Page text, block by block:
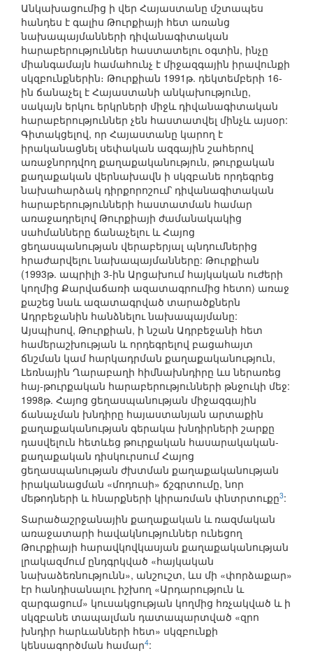
Անկախացումից ի վեր Հայաստանը մշտապես
հանդես է գալիս Թուրքիայի հետ առանց
նախապայմանների դիվանագիտական
հարաբերություններ հաստատելու օգտին, ինչը
միանգամայն համահունչ է միջազգային իրավունքի
սկզբունքներին։ Թուրքիան 1991թ. դեկտեմբերի 16-
ին ճանաչել է Հայաստանի անկախությունը,
սակայն երկու երկրների միջև դիվանագիտական
հարաբերություններ չեն հաստատվել մինչև այսօր:
Գիտակցելով, որ Հայաստանը կարող է
իրականացնել սեփական ազգային շահերով
առաջնորդվող քաղաքականություն, թուրքական
քաղաքական վերնախավն ի սկզբանե որդեգրեց
նախահարձակ դիրքորոշում՝ դիվանագիտական
հարաբերությունների հաստատման համար
առաջադրելով Թուրքիայի ժամանակակից
սահմանները ճանաչելու և Հայոց
ցեղասպանության վերաբերյալ պնդումներից
հրաժարվելու նախապայմանները: Թուրքիան
(1993թ. ապրիլի 3-ին Արցախում հայկական ուժերի
կողմից Քարվաճառի ազատագրումից հետո) առաջ
քաշեց նաև ազատագրված տարածքներն
Ադրբեջանին հանձնելու նախապայմանը:
Այսպիսով, Թուրքիան, ի նշան Ադրբեջանի հետ
համերաշխության և որդեգրելով բացահայտ
ճնշման կամ հարկադրման քաղաքականություն,
Լեռնային Ղարաբաղի հիմնախնդիրը ևս ներառեց
հայ-թուրքական հարաբերությունների թնջուկի մեջ:
1998թ. Հայոց ցեղասպանության միջազգային
ճանաչման խնդիրը հայաստանյան արտաքին
քաղաքականության գերակա խնդիրների շարքը
դասվելուն հետևեց թուրքական հասարակական-
քաղաքական դիսկուրսում Հայոց
ցեղասպանության ժխտման քաղաքականության
իրականացման «մոդուսի» ճշգրտումը, նոր
մեթոդների և հնարքների կիրառման փնտրտուքը3:
Տարածաշրջանային քաղաքական և ռազմական
առաջատարի հավակնություններ ունեցող
Թուրքիայի հարավկովկասյան քաղաքականության
լրակազմում ընդգրկված «հայկական
նախաձեռնությունն», անշուշտ, ևս մի «փորձաքար»
էր հանդիսանալու իշխող «Արդարություն և
զարգացում» կուսակցության կողմից հռչակված և ի
սկզբանե տապալման դատապարտված «զրո
խնդիր հարևանների հետ» սկզբունքի
կենսագործման համար4: